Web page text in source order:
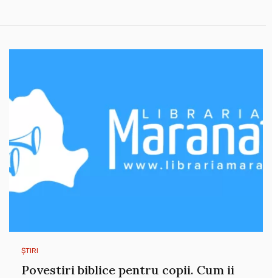
ȘTIRI
Povestiri biblice pentru copii. Cum ii